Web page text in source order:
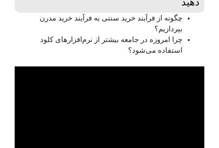
چگونه از فرآیند خرید سنتی به فرآیند خرید مدرن
بپردازیم؟
چرا امروزه در جامعه بیشتر از نرم‌افزارهای کلود
استفاده می‌شود؟